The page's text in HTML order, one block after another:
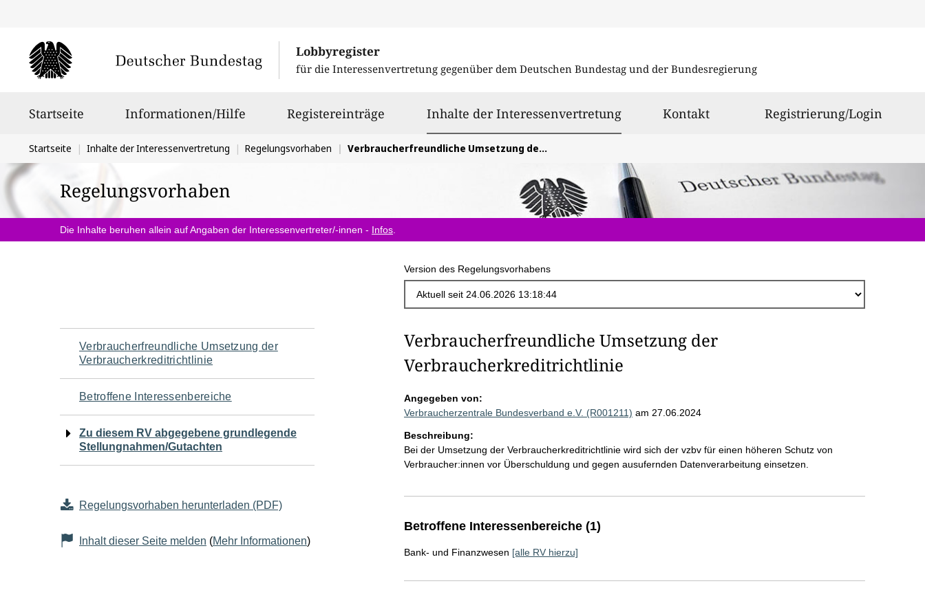
Lobbyregister
für die Interessenvertretung gegenüber dem Deutschen Bundestag und der Bundesregierung
Startseite Informationen/Hilfe Registereinträge Inhalte der Interessenvertretungausgewählt
Kontakt Registrierung/Login
Sie
befinden
sich
hier:
Startseite Inhalte der Interessenvertretung Regelungsvorhaben Verbraucherfreundliche Umsetzung der Verbraucherkreditrichtlinie
Regelungsvorhaben
Die Inhalte beruhen allein auf Angaben der Interessenvertreter/-innen - Infos
Version des Regelungsvorhabens
Navigation
für
den
Seiteninhalt
Verbraucherfreundliche Umsetzung der
Verbraucherkreditrichtlinie
Betroffene Interessenbereiche
Zu diesem RV abgegebene grundlegende
Stellungnahmen/Gutachten
Regelungsvorhaben herunterladen (PDF)
Inhalt dieser Seite melden (Mehr Informationen)
Verbraucherfreundliche Umsetzung der
Verbraucherkreditrichtlinie
Angegeben von:
Verbraucherzentrale Bundesverband e.V. (R001211) am 27.06.2024
Beschreibung:
Bei der Umsetzung der Verbraucherkreditrichtlinie wird sich der vzbv für einen höheren Schutz von
Verbraucher:innen vor Überschuldung und gegen ausufernden Datenverarbeitung einsetzen.
Betroffene Interessenbereiche (1)
Bank- und Finanzwesen [alle RV hierzu]